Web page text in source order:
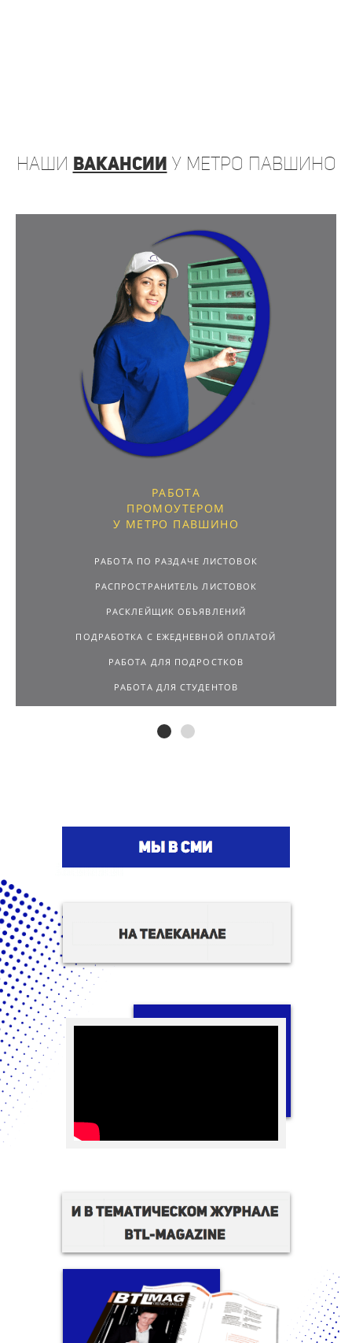
наши вакансии у метро Павшино
РАБОТА
ПРОМОУТЕРОМ
У МЕТРО ПАВШИНО
РАБОТА ПО РАЗДАЧЕ ЛИСТОВОК
РАСПРОСТРАНИТЕЛЬ ЛИСТОВОК
РАСКЛЕЙЩИК ОБЪЯВЛЕНИЙ
ПОДРАБОТКА С ЕЖЕДНЕВНОЙ ОПЛАТОЙ
РАБОТА ДЛЯ ПОДРОСТКОВ
РАБОТА ДЛЯ СТУДЕНТОВ